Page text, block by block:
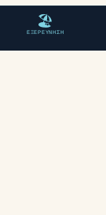
🏖
ΕΞΕΡΕΎΝΗΣΗ